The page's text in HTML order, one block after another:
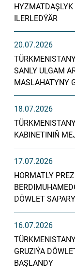
ILERLEDÝÄR
20.07.2026
SANLY ULGAM
MASLAHATYNY
18.07.2026
KABINETINIŇ
17.07.2026
HORMATLY
DÖWLET
16.07.2026
GRUZIÝA
BAŞLANDY